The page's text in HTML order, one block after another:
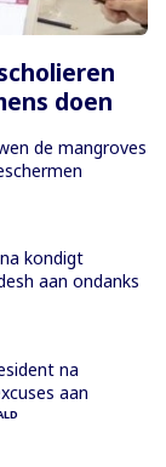
doen
de mangroves
kondigt
aan ondanks
na
aan